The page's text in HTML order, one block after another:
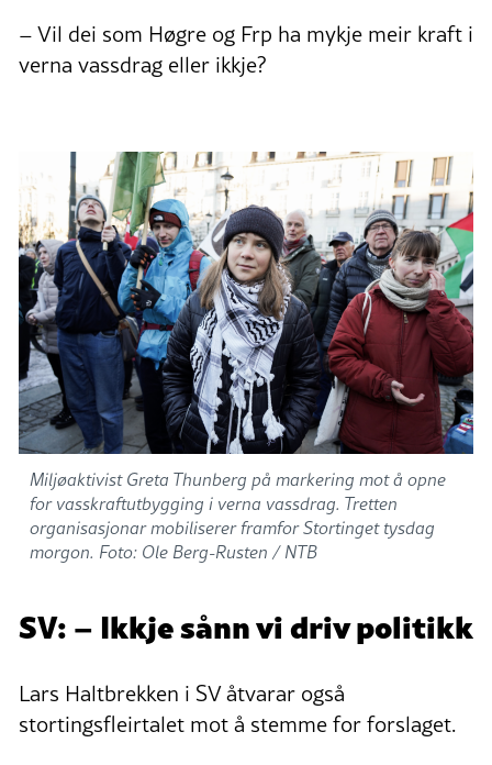
– Vil dei som Høgre og Frp ha mykje meir kraft i
verna vassdrag eller ikkje?
Miljøaktivist Greta Thunberg på markering mot å opne
for vasskraftutbygging i verna vassdrag. Tretten
organisasjonar mobiliserer framfor Stortinget tysdag
morgon. Foto: Ole Berg-Rusten / NTB
SV: – Ikkje sånn vi driv politikk
Lars Haltbrekken i SV åtvarar også
stortingsfleirtalet mot å stemme for forslaget.